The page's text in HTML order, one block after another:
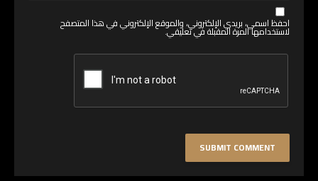
احفظ اسمي، بريدي الإلكتروني، والموقع الإلكتروني في هذا المتصفح
لاستخدامها المرة المقبلة في تعليقي.